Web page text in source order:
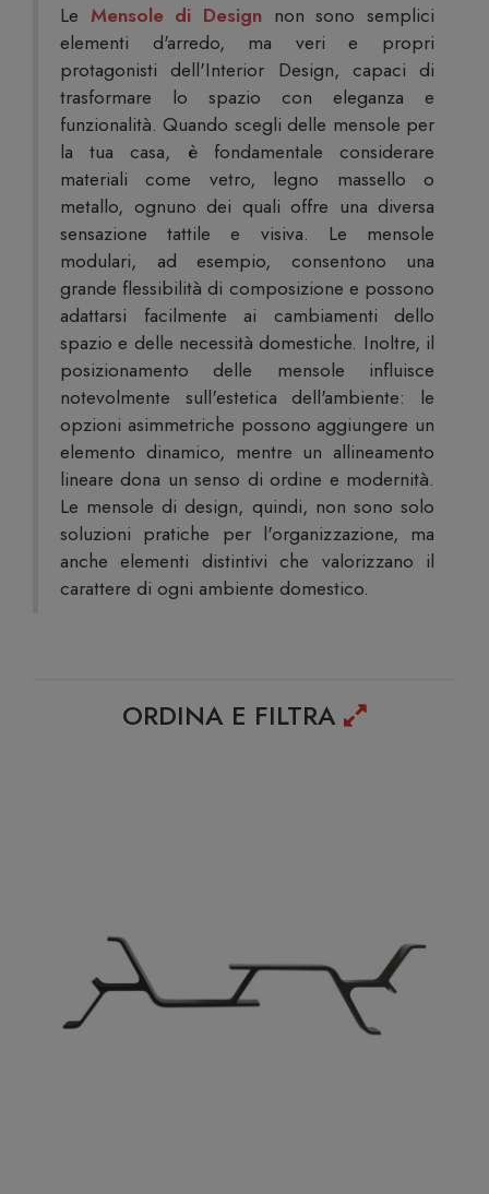
Le Mensole di Design non sono semplici
elementi d'arredo, ma veri e propri
protagonisti dell'Interior Design, capaci di
trasformare lo spazio con eleganza e
funzionalità. Quando scegli delle mensole per
la tua casa, è fondamentale considerare
materiali come vetro, legno massello o
metallo, ognuno dei quali offre una diversa
sensazione tattile e visiva. Le mensole
modulari, ad esempio, consentono una
grande flessibilità di composizione e possono
adattarsi facilmente ai cambiamenti dello
spazio e delle necessità domestiche. Inoltre, il
posizionamento delle mensole influisce
notevolmente sull'estetica dell'ambiente: le
opzioni asimmetriche possono aggiungere un
elemento dinamico, mentre un allineamento
lineare dona un senso di ordine e modernità.
Le mensole di design, quindi, non sono solo
soluzioni pratiche per l'organizzazione, ma
anche elementi distintivi che valorizzano il
carattere di ogni ambiente domestico.
ORDINA E FILTRA